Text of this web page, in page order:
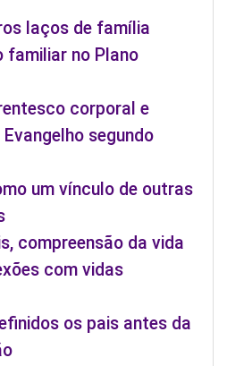
laços de família
familiar no Plano
corporal e
segundo
um vínculo de outras
compreensão da vida
com vidas
os pais antes da